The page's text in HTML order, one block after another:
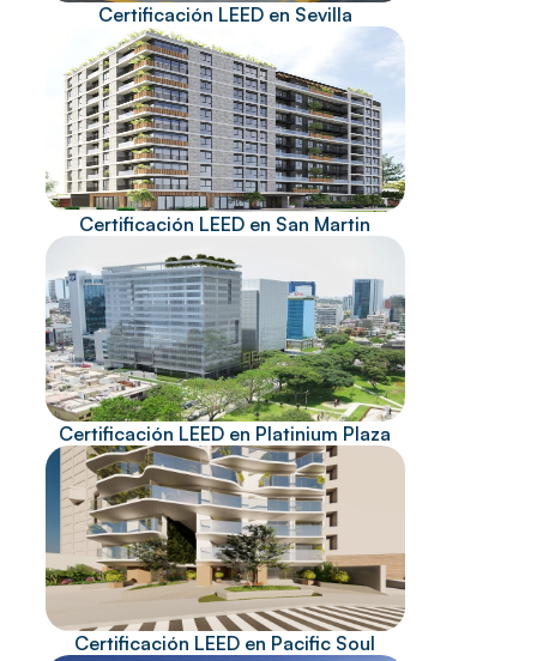
Certificación LEED en Sevilla
Certificación LEED en San Martin
Certificación LEED en Platinium Plaza
Certificación LEED en Pacific Soul